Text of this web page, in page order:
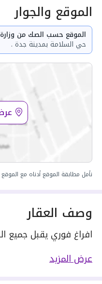
الموقع والجوار
الموقع حسب الصك من
حي السلامة بمدينة جدة .
نأمل مطابقة الموقع أدناه مع
وصف العقار
افراغ فوري يقبل جميع
شقة للبيع في حي السلامة٬
مسطحات البناء 210 متر مربع
عرض المزيد